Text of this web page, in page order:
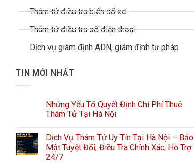
Thám tử điều tra biển số xe
Thám tử điều tra số điện thoại
Dịch vụ giám định ADN, giám định tư pháp
TIN MỚI NHẤT
Những Yếu Tố Quyết Định Chi Phí Thuê
Thám Tử Tại Hà Nội
Dịch Vụ Thám Tử Uy Tín Tại Hà Nội – Bảo
Mật Tuyệt Đối, Điều Tra Chính Xác, Hỗ Trợ
24/7